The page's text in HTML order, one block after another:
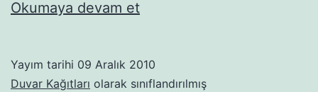
Okumaya devam etWallpaper
Yayım tarihi 09 Aralık 2010
Duvar Kağıtları olarak sınıflandırılmış